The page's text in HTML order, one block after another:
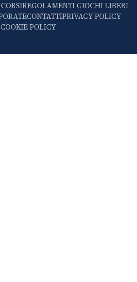
REGOLAMENTI GIOCHI LIBERI
CONTATTIPRIVACY POLICY
COOKIE POLICY